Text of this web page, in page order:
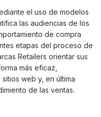
el uso de modelos
las audiencias de los
de compra
etapas del proceso de
Retailers orientar sus
más eficaz,
web y, en última
de las ventas.